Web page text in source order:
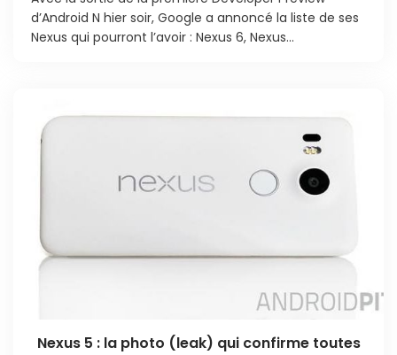
d’Android N hier soir, Google a annoncé la liste de ses
Nexus qui pourront l’avoir : Nexus 6, Nexus...
Nexus 5 : la photo (leak) qui confirme toutes